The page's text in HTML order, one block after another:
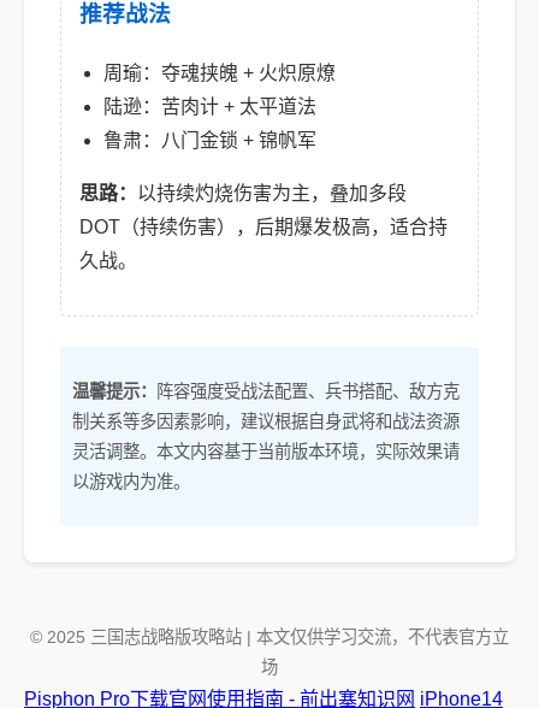
推荐战法
周瑜：夺魂挟魄 + 火炽原燎
陆逊：苦肉计 + 太平道法
鲁肃：八门金锁 + 锦帆军
思路： 以持续灼烧伤害为主，叠加多段
DOT（持续伤害），后期爆发极高，适合持
久战。
温馨提示：
阵容强度受战法配置、兵书搭配、敌方克
制关系等多因素影响，建议根据自身武将和战法资源
灵活调整。本文内容基于当前版本环境，实际效果请
以游戏内为准。
© 2025 三国志战略版攻略站 | 本文仅供学习交流，不代表官方立
场
Pisphon Pro下载官网使用指南 - 前出塞知识网 iPhone14